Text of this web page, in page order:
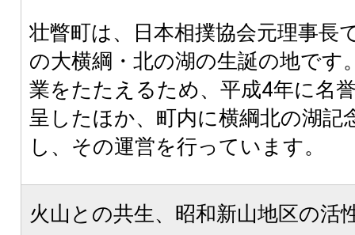
壮瞥町は、日本相撲協会元理事長
の大横綱・北の湖の生誕の地です
業をたたえるため、平成4年に名
呈したほか、町内に横綱北の湖記
し、その運営を行っています。
火山との共生、昭和新山地区の活